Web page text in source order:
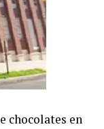
chocolates en